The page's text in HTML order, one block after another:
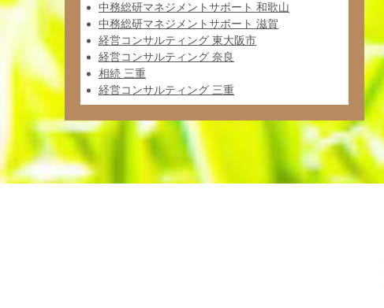
中務総研マネジメントサポート 和歌山
中務総研マネジメントサポート 滋賀
経営コンサルティング 東大阪市
経営コンサルティング 奈良
相続 三重
経営コンサルティング 三重